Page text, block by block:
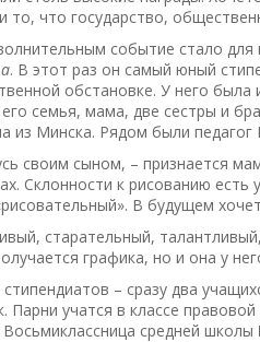
то, что государство,
событие стало для
. В этот раз он самый юный
обстановке. У него была
семья, мама, две сестры и
из Минска. Рядом были
своим сыном, – признается
Склонности к рисованию
В будущем
старательный,
графика, но и она у
– сразу два
Парни учатся в классе
средней школы